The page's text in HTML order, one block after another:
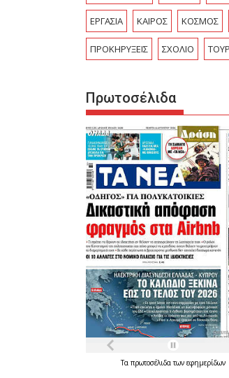
ΕΡΓΑΣΙΑ ΚΑΙΡΟΣ ΚΟΣΜΟΣ
ΠΡΟΚΗΡΥΞΕΙΣ ΣΧΟΛΙΟ
Πρωτοσέλιδα
Τα πρωτοσέλιδατων εφημερίδων